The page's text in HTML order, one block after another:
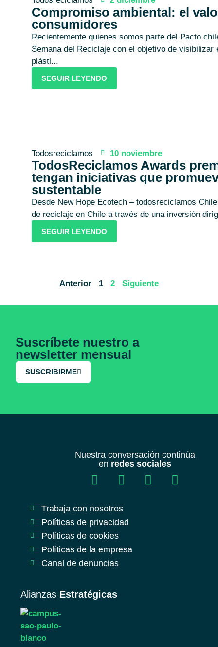
Compromiso ambiental: el
consumidores
Recientemente quienes somos parte del Pacto
Semana del Reciclaje con el objetivo de visibilizar
plásti...
SEGUIR LEYENDO
Todosreciclamos 10 noviembre
TodosReciclamos Awards
tengan iniciativas que
sustentable
Desde New Hope Ecotech – todosreciclamos
de reciclaje en Chile a través de una inversión
SEGUIR LEYENDO
Anterior 1 2 Siguiente
Suscríbete nuestro a
newsletter mensual
SUSCRIBIRME
Nuestra conversación continúa
en redes sociales
Trabaja con nosotros
Políticas de privacidad
Políticas de cookies
Políticas de la empresa
Canal de denuncias
Alianzas Estratégicas